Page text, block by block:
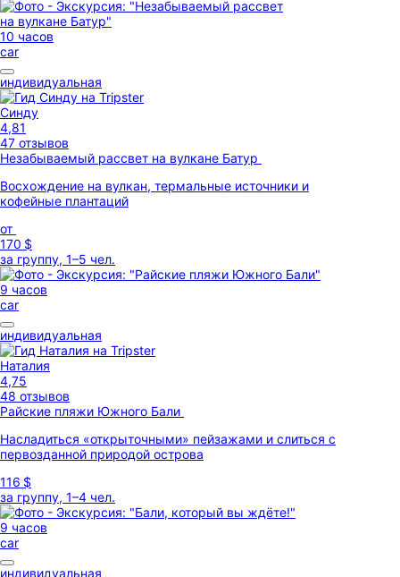
10 часов
car
индивидуальная
Синду
4,81
47 отзывов
Незабываемый рассвет на вулкане Батур
Восхождение на вулкан, термальные источники и
кофейные плантаций
от
170 $
за группу, 1–5 чел.
9 часов
car
индивидуальная
Наталия
4,75
48 отзывов
Райские пляжи Южного Бали
Насладиться «открыточными» пейзажами и слиться с
первозданной природой острова
116 $
за группу, 1–4 чел.
9 часов
car
индивидуальная